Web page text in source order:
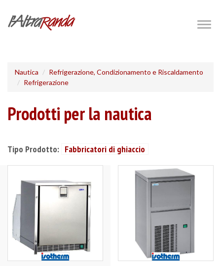
Nautica
Refrigerazione, Condizionamento e Riscaldamento
Refrigerazione
Prodotti per la nautica
Tipo Prodotto: Fabbricatori di ghiaccio